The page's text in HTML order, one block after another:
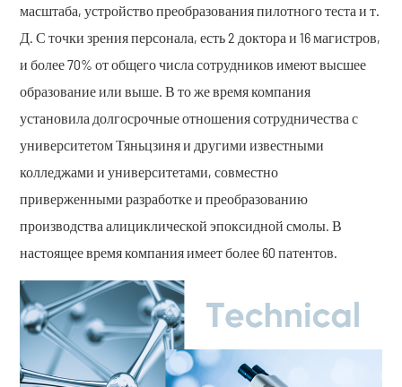
масштаба, устройство преобразования пилотного теста и т.
Д. С точки зрения персонала, есть 2 доктора и 16 магистров,
и более 70% от общего числа сотрудников имеют высшее
образование или выше. В то же время компания
установила долгосрочные отношения сотрудничества с
университетом Тяньцзиня и другими известными
колледжами и университетами, совместно
приверженными разработке и преобразованию
производства алициклической эпоксидной смолы. В
настоящее время компания имеет более 60 патентов.